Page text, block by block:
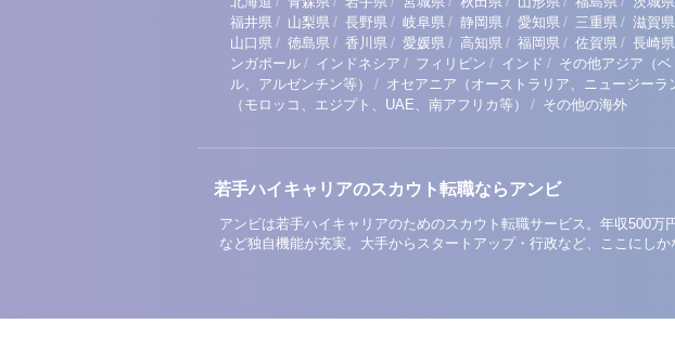
福井県 / 山梨県 / 長野県 / 岐阜県 / 静岡県 / 愛知県 / 三重県 / 滋賀県
山口県 / 徳島県 / 香川県 / 愛媛県 / 高知県 / 福岡県 / 佐賀県 / 長崎県
ンガポール / インドネシア / フィリピン / インド / その他アジア（ベ
ル、アルゼンチン等）
/ オセアニア（オーストラリア、ニュージーラ
（モロッコ、エジプト、UAE、南アフリカ等）
/ その他の海外
若手ハイキャリアのスカウト転職ならアンビ
アンビは若手ハイキャリアのためのスカウト転職サービス。年収500
など独自機能が充実。大手からスタートアップ・行政など、ここにしか